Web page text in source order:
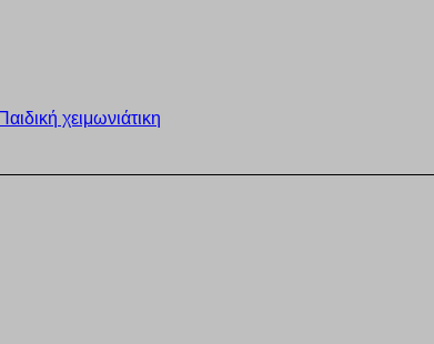
Παιδική χειμωνιάτικη